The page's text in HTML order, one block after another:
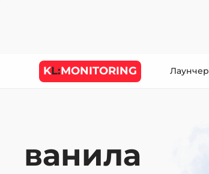
KL:MONITORING Лаунчер
ванила